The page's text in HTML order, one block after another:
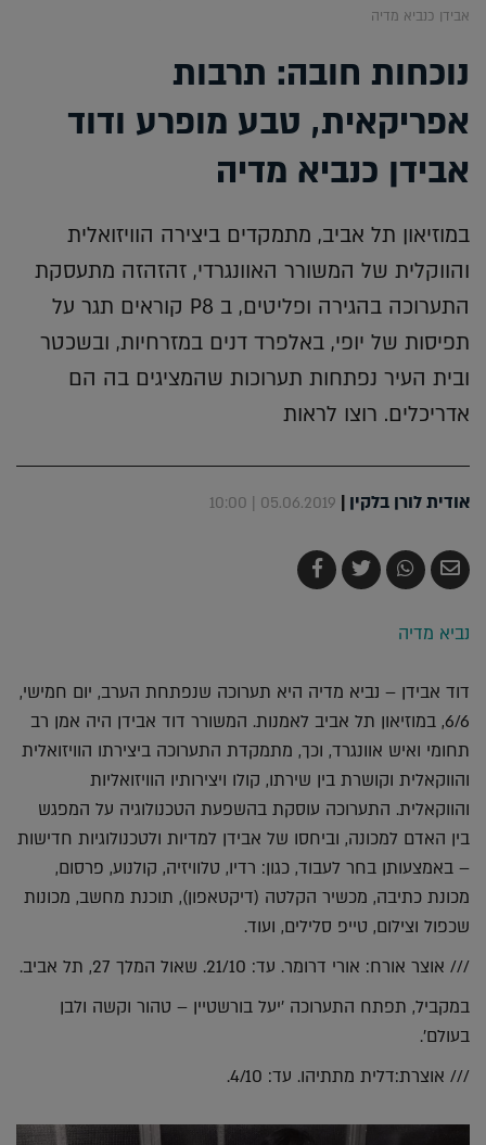
אבידן כנביא מדיה
נוכחות חובה: תרבות
אפריקאית, טבע מופרע ודוד
אבידן כנביא מדיה
במוזיאון תל אביב, מתמקדים ביצירה הוויזואלית
והווקלית של המשורר האוונגרדי, זהזהזה מתעסקת
התערוכה בהגירה ופליטים, ב P8 קוראים תגר על
תפיסות של יופי, באלפרד דנים במזרחיות, ובשכטר
ובית העיר נפתחות תערוכות שהמציגים בה הם
אדריכלים. רוצו לראות
אודית לורן בלקין |
05.06.2019 | 10:00
שלח
בדואר
שתף
ב-
צייץ
ב-
שתף
ב-
נביא מדיה
דוד אבידן – נביא מדיה היא תערוכה שנפתחת הערב, יום חמישי,
6/6, במוזיאון תל אביב לאמנות. המשורר דוד אבידן היה אמן רב
תחומי ואיש אוונגרד, וכך, מתמקדת התערוכה ביצירתו הוויזואלית
והווקאלית וקושרת בין שירתו, קולו ויצירותיו הוויזואליות
והווקאלית. התערוכה עוסקת בהשפעת הטכנולוגיה על המפגש
בין האדם למכונה, וביחסו של אבידן למדיות ולטכנולוגיות חדישות
– באמצעותן בחר לעבוד, כגון: רדיו, טלוויזיה, קולנוע, פרסום,
מכונת כתיבה, מכשיר הקלטה (דיקטאפון), תוכנת מחשב, מכונות
שכפול וצילום, טייפ סלילים, ועוד.
/// אוצר אורח: אורי דרומר. עד: 21/10. שאול המלך 27, תל אביב.
במקביל, תפתח התערוכה 'יעל בורשטיין – טהור וקשה ולבן
בעולם'.
/// אוצרת:דלית מתתיהו. עד: 4/10.